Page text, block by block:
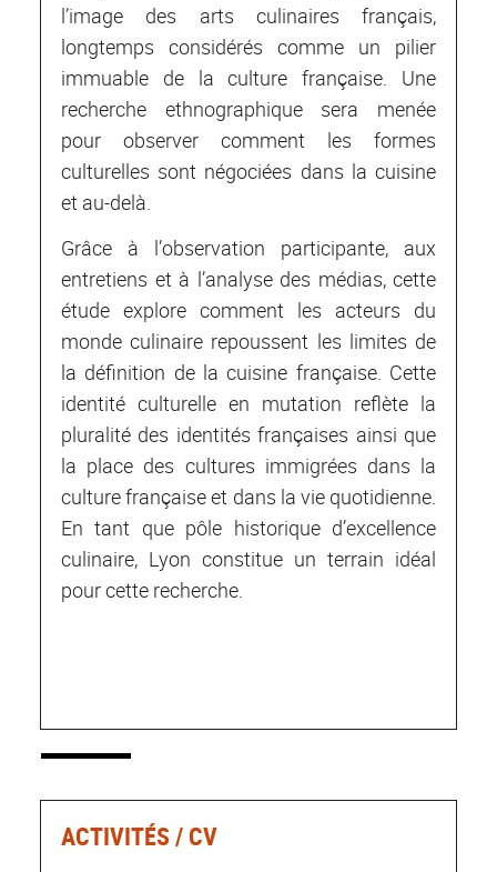
l’image des arts culinaires français,
longtemps considérés comme un pilier
immuable de la culture française. Une
recherche ethnographique sera menée
pour observer comment les formes
culturelles sont négociées dans la cuisine
et au-delà.
Grâce à l’observation participante, aux
entretiens et à l’analyse des médias, cette
étude explore comment les acteurs du
monde culinaire repoussent les limites de
la définition de la cuisine française. Cette
identité culturelle en mutation reflète la
pluralité des identités françaises ainsi que
la place des cultures immigrées dans la
culture française et dans la vie quotidienne.
En tant que pôle historique d’excellence
culinaire, Lyon constitue un terrain idéal
pour cette recherche.
ACTIVITÉS / CV